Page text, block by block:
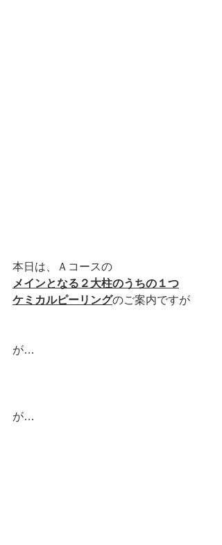
本日は、Ａコースの
メインとなる２大柱のうちの１つ
ケミカルピーリングのご案内ですが
が…
が…